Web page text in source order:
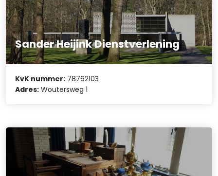
Sander Heijink Dienstverlening
KvK nummer: 78762103
Adres: Woutersweg 1